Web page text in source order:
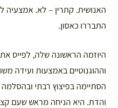
האנושית. קתרין – לא. אמצעיה
התבררו כאסון.
היוזמה הראשונה שלה, לפייס את
הסתיימה בפיצוץ רבתי
והדת. היא הניחה מראש שעם